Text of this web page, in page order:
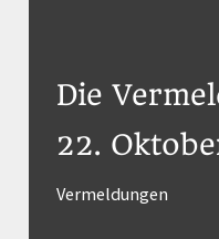
Die
22.
Vermeldungen